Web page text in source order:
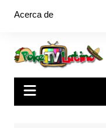
Acerca de